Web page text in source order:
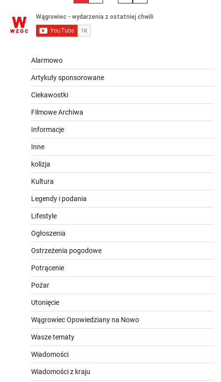
wpisów
Alarmowo
Artykuły sponsorowane
Ciekawostki
Filmowe Archiwa
Informacje
Inne
kolizja
Kultura
Legendy i podania
Lifestyle
Ogłoszenia
Ostrzeżenia pogodowe
Potrącenie
Pożar
Utonięcie
Wągrowiec Opowiedziany na Nowo
Wasze tematy
Wiadomości
Wiadomości z kraju